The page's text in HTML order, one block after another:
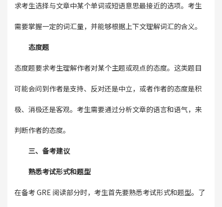
求考生选择与文章中某个单词或短语意思最接近的选项。考生
需要掌握一定的词汇量，并能够根据上下文理解词汇的含义。
态度题
态度题要求考生理解作者对某个主题或观点的态度。这类题目
可能会问到作者是支持、反对还是中立，或者作者的态度是积
极、消极还是客观。考生需要通过分析文章的语言和语气，来
判断作者的态度。
三、备考建议
熟悉考试形式和题型
在备考 GRE 阅读部分时，考生首先要熟悉考试形式和题型。了